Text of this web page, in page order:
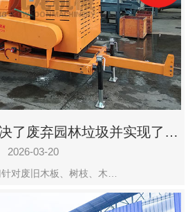
了废弃园林垃圾并实现了再
利用
2026-03-20
对废旧木板、树枝、木…